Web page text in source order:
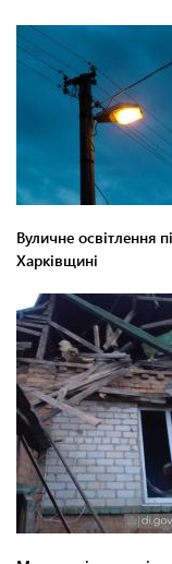
Вуличне освітлення
Харківщині